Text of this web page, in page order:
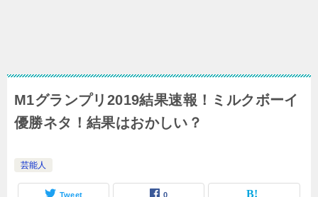
M1グランプリ2019結果速報！ミルクボーイ
優勝ネタ！結果はおかしい？
芸能人
Tweet 0